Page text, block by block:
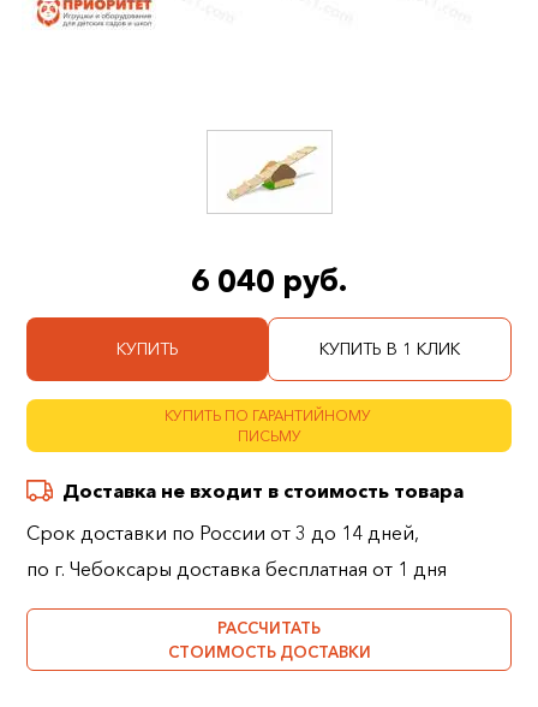
6 040 руб.
КУПИТЬ КУПИТЬ В 1 КЛИК
КУПИТЬ ПО ГАРАНТИЙНОМУ
ПИСЬМУ
Доставка не входит в стоимость товара
Срок доставки по России от 3 до 14 дней,
по г. Чебоксары доставка бесплатная от 1 дня
РАССЧИТАТЬ
СТОИМОСТЬ ДОСТАВКИ